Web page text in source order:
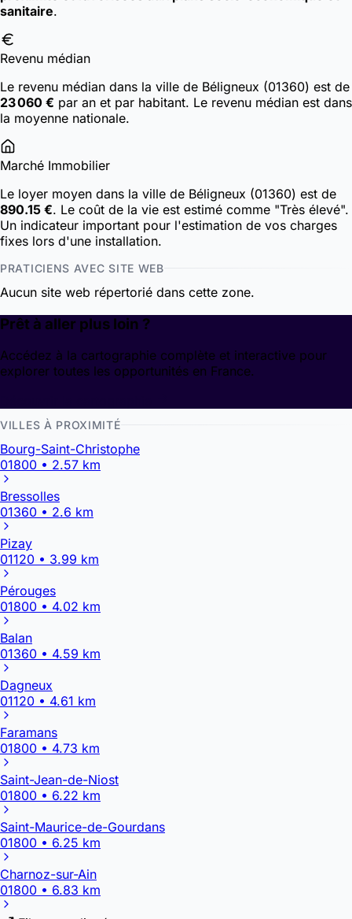
sanitaire.
Revenu médian
Le revenu médian dans la ville de Béligneux (01360) est de
23 060 € par an et par habitant. Le revenu médian est dans
la moyenne nationale.
Marché Immobilier
Le loyer moyen dans la ville de Béligneux (01360) est de
890.15 €. Le coût de la vie est estimé comme "Très élevé".
Un indicateur important pour l'estimation de vos charges
fixes lors d'une installation.
PRATICIENS AVEC SITE WEB
Aucun site web répertorié dans cette zone.
Prêt à aller plus loin ?
Accédez à la cartographie complète et interactive pour
explorer toutes les opportunités en France.
VILLES À PROXIMITÉ
Bourg-Saint-Christophe
01800 • 2.57 km
Bressolles
01360 • 2.6 km
Pizay
01120 • 3.99 km
Pérouges
01800 • 4.02 km
Balan
01360 • 4.59 km
Dagneux
01120 • 4.61 km
Faramans
01800 • 4.73 km
Saint-Jean-de-Niost
01800 • 6.22 km
Saint-Maurice-de-Gourdans
01800 • 6.25 km
Charnoz-sur-Ain
01800 • 6.83 km